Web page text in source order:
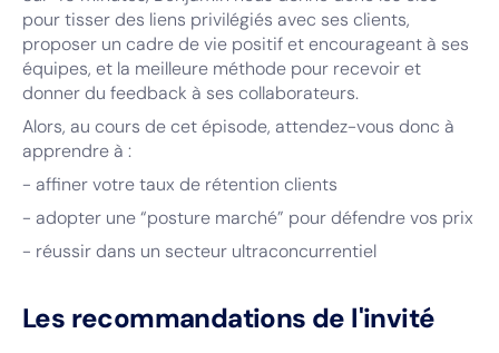
pour tisser des liens privilégiés avec ses clients,
proposer un cadre de vie positif et encourageant à ses
équipes, et la meilleure méthode pour recevoir et
donner du feedback à ses collaborateurs.
Alors, au cours de cet épisode, attendez-vous donc à
apprendre à :
- affiner votre taux de rétention clients
- adopter une “posture marché” pour défendre vos prix
- réussir dans un secteur ultraconcurrentiel
Les recommandations de l'invité